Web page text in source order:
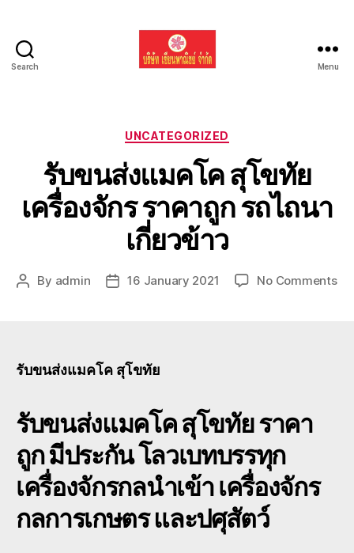
Search
รถ
โฮ
ทั่ว
ประเทศ.com
Menu
Categories
UNCATEGORIZED
รับขนส่งแมคโค สุโขทัย
เครื่องจักร ราคาถูก รถไถนา
เกี่ยวข้าว
Post
By admin
Post16 January 2021 No Commentson
รับขนส่งแมคโค สุโขทัย
รับขนส่งแมคโค สุโขทัยราคา
ถูก มีประกัน โลวเบทบรรทุก
เครื่องจักรกลนำเข้า เครื่องจักร
กลการเกษตร และปศุสัตว์